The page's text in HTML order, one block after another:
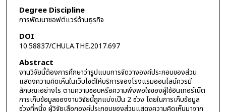
Degree Discipline
การพัฒนาซอฟต์แวร์ด้านธุรกิจ
DOI
10.58837/CHULA.THE.2017.697
Abstract
งานวิจัยนี้ต้องการศึกษาว่ารูปแบบการจัดวางองค์ประกอบของส่วน
แสดงความคิดเห็นในเว็บไซต์ให้บริการจองโรงแรมออนไลน์ควรมี
ลักษณะอย่างไร ตามความชอบหรือความพึงพอใจของผู้ใช้อินเทอร์เน็ต
การเก็บข้อมูลของงานวิจัยนี้ถูกแบ่งเป็น 2 ช่วง โดยในการเก็บข้อมูล
ช่วงที่หนึ่ง ผู้วิจัยเลือกองค์ประกอบของส่วนแสดงความคิดเห็นมาจาก